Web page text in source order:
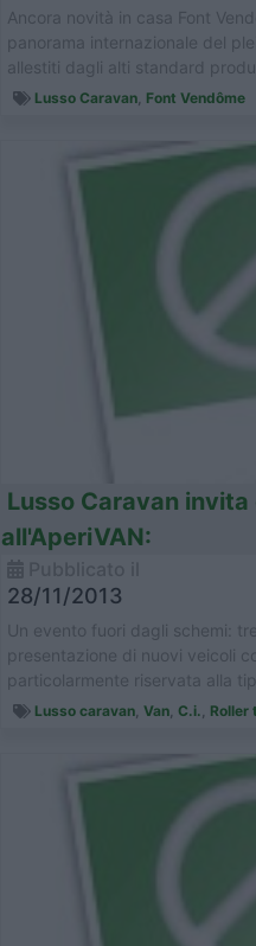
Ancora novità in casa Font
panorama internazionale del
allestiti dagli alti standard
Lusso Caravan, Font Vendôme
Lusso Caravan
all'AperiVAN:
28/11/2013
Un evento fuori dagli schemi:
presentazione di nuovi veicoli
particolarmente riservata alla
dimenticare che "Picco...
Lusso caravan Van C.i. Roller